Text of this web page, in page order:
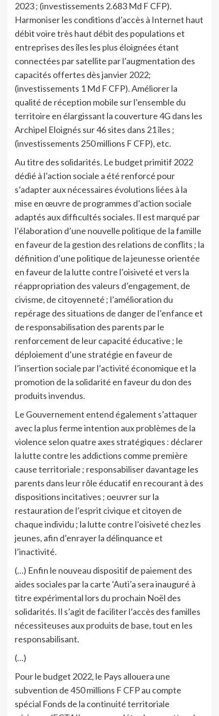
2023 ; (investissements 2.683 Md F CFP).
Harmoniser les conditions d’accès à Internet haut
débit voire très haut débit des populations et
entreprises des îles les plus éloignées étant
connectées par satellite par l’augmentation des
capacités offertes dès janvier 2022;
(investissements 1 Md F CFP). Améliorer la
qualité de réception mobile sur l’ensemble du
territoire en élargissant la couverture 4G dans les
Archipel Eloignés sur 46 sites dans 21 îles ;
(investissements 250 millions F CFP), etc.
Au titre des solidarités. Le budget primitif 2022
dédié à l’action sociale a été renforcé pour
s’adapter aux nécessaires évolutions liées à la
mise en œuvre de programmes d’action sociale
adaptés aux difficultés sociales. Il est marqué par
l’élaboration d’une nouvelle politique de la famille
en faveur de la gestion des relations de conflits ; la
définition d’une politique de la jeunesse orientée
en faveur de la lutte contre l’oisiveté et vers la
réappropriation des valeurs d’engagement, de
civisme, de citoyenneté ; l’amélioration du
repérage des situations de danger de l’enfance et
de responsabilisation des parents par le
renforcement de leur capacité éducative ; le
déploiement d’une stratégie en faveur de
l’insertion sociale par l’activité économique et la
promotion de la solidarité en faveur du don des
produits invendus.
Le Gouvernement entend également s’attaquer
avec la plus ferme intention aux problèmes de la
violence selon quatre axes stratégiques : déclarer
la lutte contre les addictions comme première
cause territoriale ; responsabiliser davantage les
parents dans leur rôle éducatif en recourant à des
dispositions incitatives ; oeuvrer sur la
restauration de l’esprit civique et citoyen de
chaque individu ; la lutte contre l’oisiveté chez les
jeunes, afin d’enrayer la délinquance et
l’inactivité.
(…) Enfin le nouveau dispositif de paiement des
aides sociales par la carte ‘Auti’a sera inauguré à
titre expérimental lors du prochain Noël des
solidarités. Il s’agit de faciliter l’accès des familles
nécessiteuses aux produits de base, tout en les
responsabilisant.
(…)
Pour le budget 2022, le Pays allouera une
subvention de 450 millions F CFP au compte
spécial Fonds de la continuité territoriale